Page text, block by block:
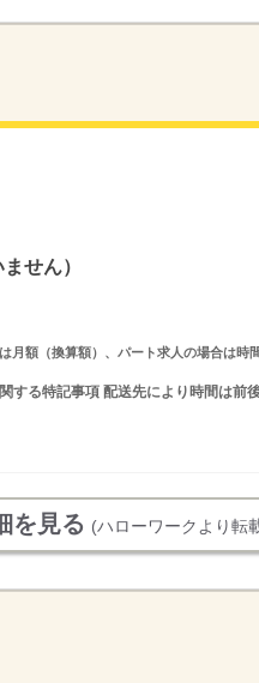
せん）
額（換算額）、パート求人の場合は時
る特記事項 配送先により時間は前後
を見る (ハローワークより転